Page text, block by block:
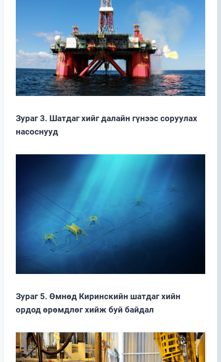
Зураг 3. Шатдаг хийг далайн гүнээс соруулах
насоснууд
Зураг 5. Өмнөд Киринскийн шатдаг хийн
ордод өрөмдлөг хийж буй байдал